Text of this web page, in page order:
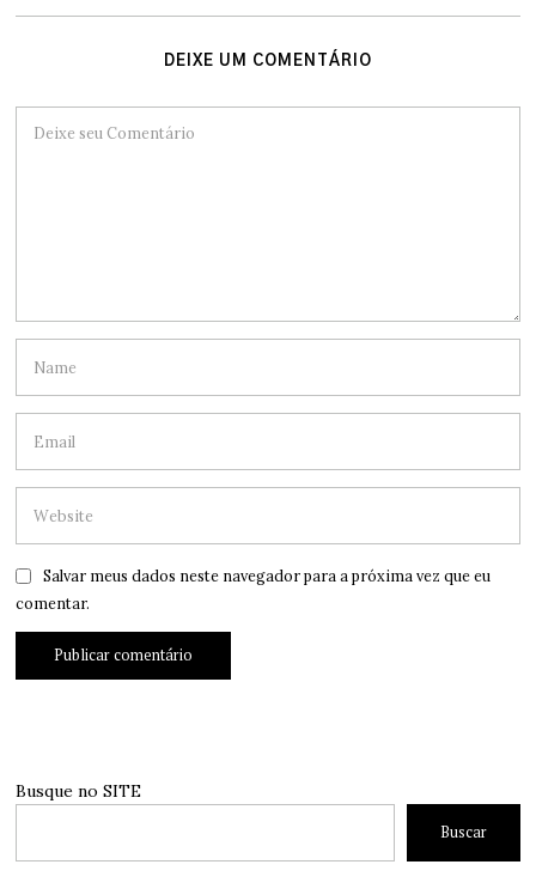
DEIXE UM COMENTÁRIO
Salvar meus dados neste navegador para a próxima vez que eu
comentar.
Busque no SITE
Buscar